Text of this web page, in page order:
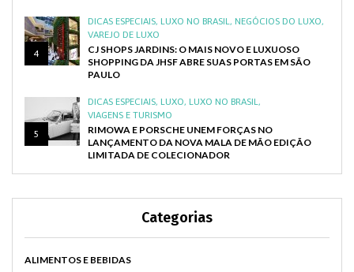
4
DICAS ESPECIAIS, LUXO NO BRASIL , NEGÓCIOS DO LUXO,
VAREJO DE LUXO
CJ SHOPS JARDINS: O MAIS NOVO E LUXUOSO
SHOPPING DA JHSF ABRE SUAS PORTAS EM SÃO
PAULO
5
DICAS ESPECIAIS, LUXO, LUXO NO BRASIL ,
VIAGENS E TURISMO
RIMOWA E PORSCHE UNEM FORÇAS NO
LANÇAMENTO DA NOVA MALA DE MÃO EDIÇÃO
LIMITADA DE COLECIONADOR
Categorias
ALIMENTOS E BEBIDAS